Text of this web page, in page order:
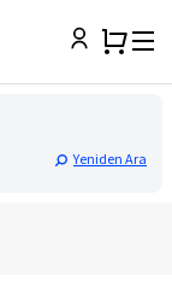
Yeniden Ara